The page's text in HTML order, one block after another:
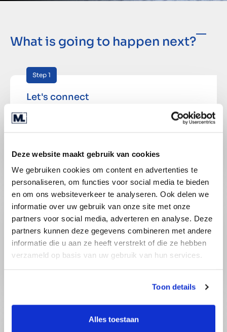
Deze website maakt gebruik van cookies
We gebruiken cookies om content en advertenties te
personaliseren, om functies voor social media te bieden
en om ons websiteverkeer te analyseren. Ook delen we
informatie over uw gebruik van onze site met onze
partners voor social media, adverteren en analyse. Deze
partners kunnen deze gegevens combineren met andere
informatie die u aan ze heeft verstrekt of die ze hebben
verzameld op basis van uw gebruik van hun services.
Toon details
Alles toestaan
What is going to happen next?
Step 1
Let's connect
Once you've applied, expect our
Let’s meet
Discover how you and Marktlink align.
Let's chat, be it over a phone call or in
person.
Let's dive deep